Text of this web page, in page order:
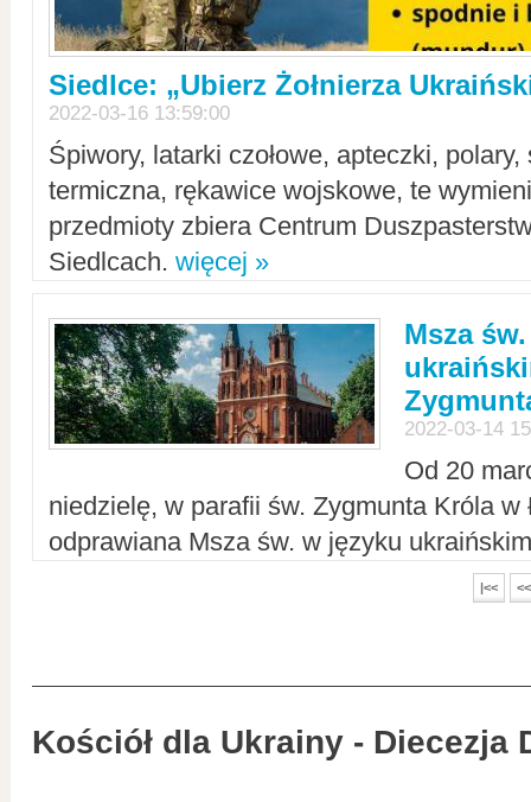
Siedlce: „Ubierz Żołnierza
2022-03-16 13:59:00
Śpiwory, latarki czołowe, apteczki,
termiczna, rękawice wojskowe, te
przedmioty zbiera Centrum
Siedlcach. więcej »
Msza
2022-03-14
Od 20
niedzielę, w parafii św. Zygmunta Króla w
odprawiana Msza św. w języku
|<< <<
Kościół dla Ukrainy - Diecezja